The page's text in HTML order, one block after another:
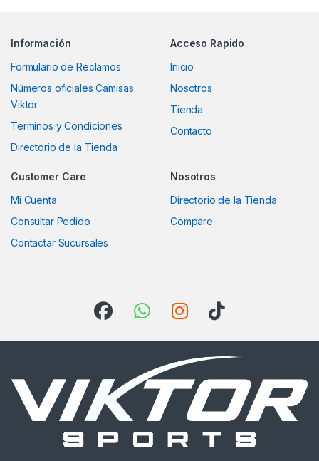
Información
Formulario de Reclamos
Números oficiales Camisas
Viktor
Terminos y Condiciones
Directorio de la Tienda
Acceso Rapido
Inicio
Nosotros
Tienda
Contacto
Customer Care
Mi Cuenta
Consultar Pedido
Contactar Sucursales
Nosotros
Directorio de la Tienda
Compare